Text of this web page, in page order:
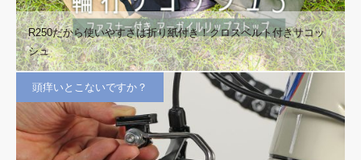
R250だから使いやすさは折り紙付き！クロスベルト付きサコッ
シュ
頭痒いとこないですか？